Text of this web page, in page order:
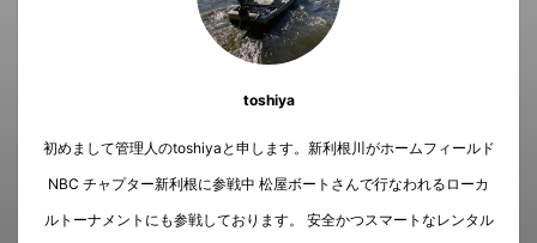
toshiya
初めまして管理人のtoshiyaと申します。新利根川がホームフィールド
NBC チャプター新利根に参戦中 松屋ボートさんで行なわれるローカ
ルトーナメントにも参戦しております。 安全かつスマートなレンタル